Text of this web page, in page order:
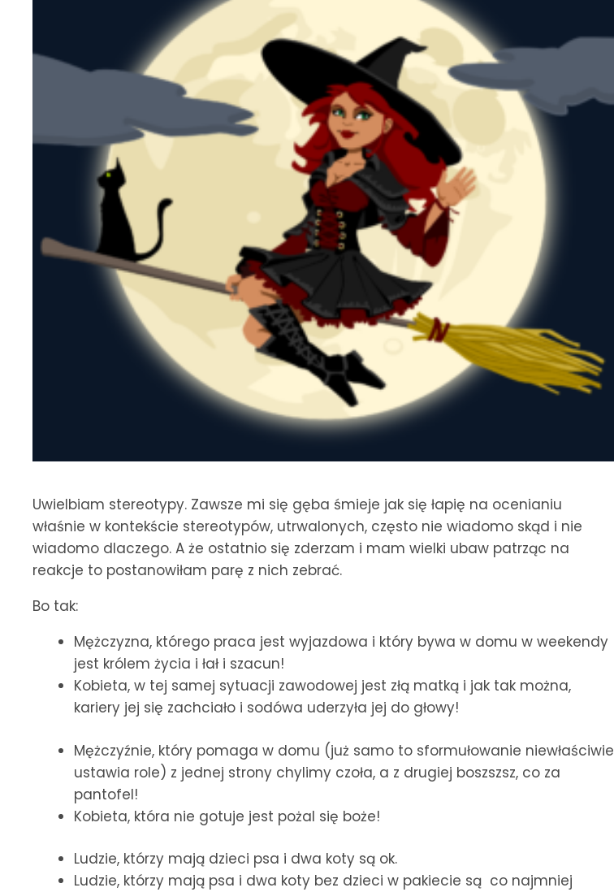
Uwielbiam stereotypy. Zawsze mi się gęba śmieje jak się łapię na ocenianiu
właśnie w kontekście stereotypów, utrwalonych, często nie wiadomo skąd i nie
wiadomo dlaczego. A że ostatnio się zderzam i mam wielki ubaw patrząc na
reakcje to postanowiłam parę z nich zebrać.
Bo tak:
Mężczyzna, którego praca jest wyjazdowa i który bywa w domu w weekendy
jest królem życia i łał i szacun!
Kobieta, w tej samej sytuacji zawodowej jest złą matką i jak tak można,
kariery jej się zachciało i sodówa uderzyła jej do głowy!
Mężczyźnie, który pomaga w domu (już samo to sformułowanie niewłaściwie
ustawia role) z jednej strony chylimy czoła, a z drugiej boszszsz, co za
pantofel!
Kobieta, która nie gotuje jest pożal się boże!
Ludzie, którzy mają dzieci psa i dwa koty są ok.
Ludzie, którzy mają psa i dwa koty bez dzieci w pakiecie są co najmniej